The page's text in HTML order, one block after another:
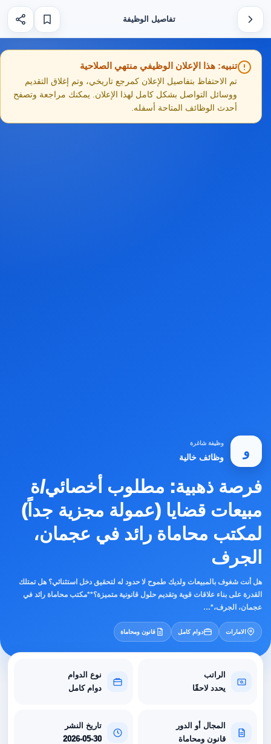
تفاصيل الوظيفة
تنبيه: هذا الإعلان الوظيفي منتهي الصلاحية
تم الاحتفاظ بتفاصيل الإعلان كمرجع تاريخي، وتم إغلاق التقديم
ووسائل التواصل بشكل كامل لهذا الإعلان. يمكنك مراجعة وتصفح
أحدث الوظائف المتاحة أسفله.
و
وظيفة شاغرة
وظائف خالية
فرصة ذهبية: مطلوب أخصائي/ة
مبيعات قضايا (عمولة مجزية جداً)
لمكتب محاماة رائد في عجمان،
الجرف
هل أنت شغوف بالمبيعات ولديك طموح لا حدود له لتحقيق دخل استثنائي؟ هل تمتلك
القدرة على بناء علاقات قوية وتقديم حلول قانونية متميزة؟**مكتب محاماة رائد في
عجمان، الجرف،*…
الامارات دوام كامل قانون ومحاماة
الراتب
يحدد لاحقًا
نوع الدوام
دوام كامل
المجال أو الدور
قانون ومحاماة
تاريخ النشر
2026-05-30